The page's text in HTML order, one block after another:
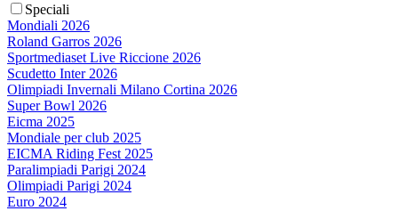
Speciali
Mondiali 2026
Roland Garros 2026
Sportmediaset Live Riccione 2026
Scudetto Inter 2026
Olimpiadi Invernali Milano Cortina 2026
Super Bowl 2026
Eicma 2025
Mondiale per club 2025
EICMA Riding Fest 2025
Paralimpiadi Parigi 2024
Olimpiadi Parigi 2024
Euro 2024